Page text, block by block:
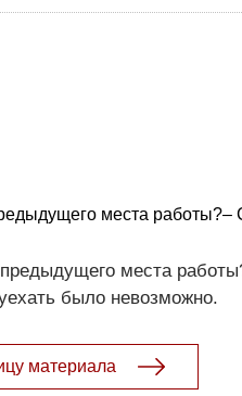
места работы?–
места
было невозможно.
материала